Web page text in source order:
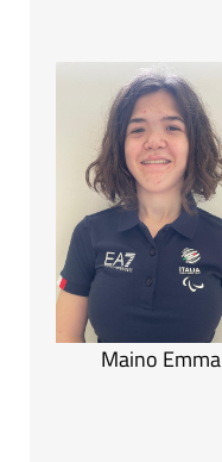
Maino Emma